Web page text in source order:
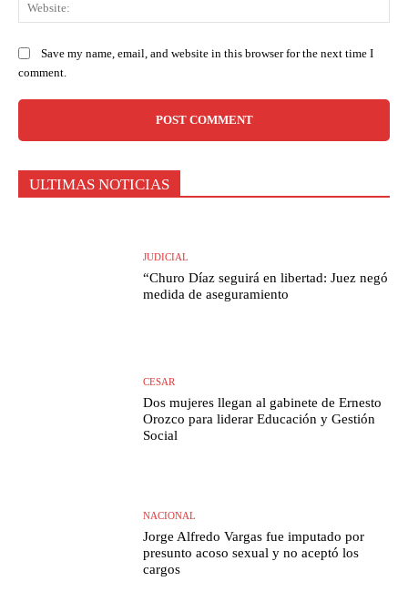
Save my name, email, and website in this browser for the next time I
comment.
ULTIMAS NOTICIAS
JUDICIAL
“Churo Díaz seguirá en libertad: Juez negó
medida de aseguramiento
CESAR
Dos mujeres llegan al gabinete de Ernesto
Orozco para liderar Educación y Gestión
Social
NACIONAL
Jorge Alfredo Vargas fue imputado por
presunto acoso sexual y no aceptó los
cargos